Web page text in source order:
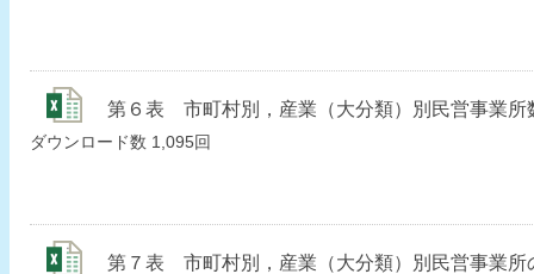
第６表 市町村別，産業（大分類）別民営事業所
ダウンロード数 1,095回
第７表 市町村別，産業（大分類）別民営事業所